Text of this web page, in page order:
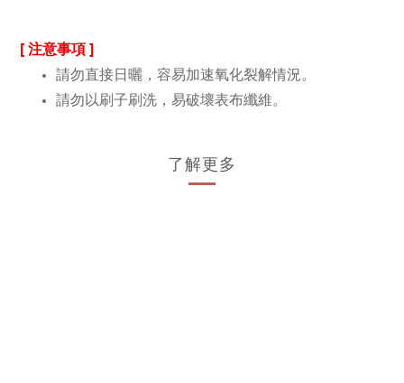
[ 注意事項 ]
請勿直接日曬，容易加速氧化裂解情況。
請勿以刷子刷洗，易破壞表布纖維。
了解更多